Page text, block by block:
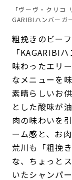
「ヴーヴ・クリコ
GARIBIハンバーガ
粗挽きのビー
「KAGARIBI
味わったエリ
なメニューを
素晴らしいお
とした酸味が
肉の味わいを
ーム感と、お
荒川も「粗挽
な、ちょっと
いたシャンパ